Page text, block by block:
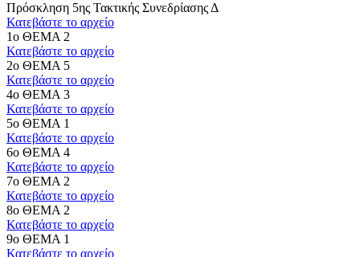
Πρόσκληση 5ης Τακτικής Συνεδρίασης Δ
Κατεβάστε το αρχείο
1ο ΘΕΜΑ 2
Κατεβάστε το αρχείο
2ο ΘΕΜΑ 5
Κατεβάστε το αρχείο
4ο ΘΕΜΑ 3
Κατεβάστε το αρχείο
5ο ΘΕΜΑ 1
Κατεβάστε το αρχείο
6ο ΘΕΜΑ 4
Κατεβάστε το αρχείο
7ο ΘΕΜΑ 2
Κατεβάστε το αρχείο
8ο ΘΕΜΑ 2
Κατεβάστε το αρχείο
9ο ΘΕΜΑ 1
Κατεβάστε το αρχείο